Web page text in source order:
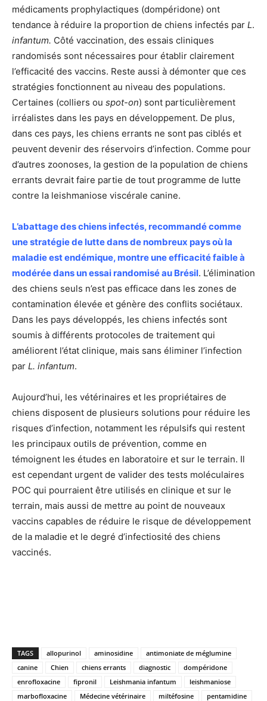
médicaments prophylactiques (dompéridone) ont
tendance à réduire la proportion de chiens infectés par L.
infantum. Côté vaccination, des essais cliniques
randomisés sont nécessaires pour établir clairement
l’efficacité des vaccins. Reste aussi à démonter que ces
stratégies fonctionnent au niveau des populations.
Certaines (colliers ou spot-on) sont particulièrement
irréalistes dans les pays en développement. De plus,
dans ces pays, les chiens errants ne sont pas ciblés et
peuvent devenir des réservoirs d’infection. Comme pour
d’autres zoonoses, la gestion de la population de chiens
errants devrait faire partie de tout programme de lutte
contre la leishmaniose viscérale canine.
L’abattage des chiens infectés, recommandé comme
une stratégie de lutte dans de nombreux pays où la
maladie est endémique, montre une efficacité faible à
modérée dans un essai randomisé au Brésil. L’élimination
des chiens seuls n’est pas efficace dans les zones de
contamination élevée et génère des conflits sociétaux.
Dans les pays développés, les chiens infectés sont
soumis à différents protocoles de traitement qui
améliorent l’état clinique, mais sans éliminer l’infection
par L. infantum.
Aujourd’hui, les vétérinaires et les propriétaires de
chiens disposent de plusieurs solutions pour réduire les
risques d’infection, notamment les répulsifs qui restent
les principaux outils de prévention, comme en
témoignent les études en laboratoire et sur le terrain. Il
est cependant urgent de valider des tests moléculaires
POC qui pourraient être utilisés en clinique et sur le
terrain, mais aussi de mettre au point de nouveaux
vaccins capables de réduire le risque de développement
de la maladie et le degré d’infectiosité des chiens
vaccinés.
TAGS allopurinol aminosidine
antimoniate de méglumine
canine
Chien chiens errants diagnostic
dompéridone
enrofloxacine
fipronil Leishmania infantum
leishmaniose
marbofloxacine
Médecine vétérinaire miltéfosine
pentamidine